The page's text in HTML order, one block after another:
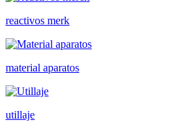
reactivos merk
material aparatos
utillaje